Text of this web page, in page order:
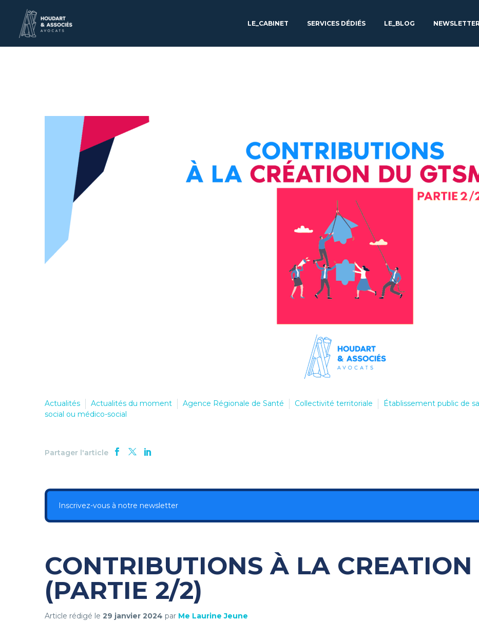
LE_CABINET SERVICES DÉDIÉS LE_BLOG
Actualités Actualités du moment Agence Régionale de Santé Collectivité territoriale Établissement public de
social ou médico-social
Partager l'article
Inscrivez-vous à notre newsletter
CONTRIBUTIONS À LA CREATION
(PARTIE 2/2)
Article rédigé le 29 janvier 2024 par Me Laurine Jeune